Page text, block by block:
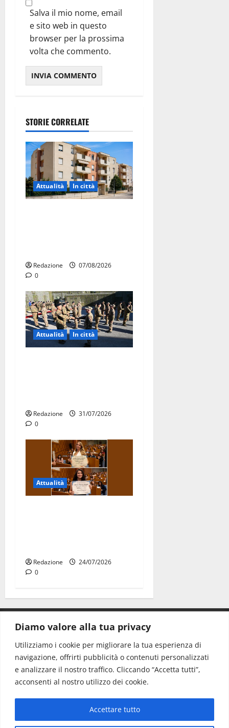
Diamo valore alla tua privacy
Utilizziamo i cookie per migliorare la tua esperienza di
navigazione, offrirti pubblicità o contenuti personalizzati
e analizzare il nostro traffico. Cliccando “Accetta tutti”,
acconsenti al nostro utilizzo dei cookie.
Accettare tutto
Salva il mio nome, email
e sito web in questo
browser per la prossima
volta che commento.
STORIE CORRELATE
Attualità In città
Redazione
07/08/2026
0
Attualità In città
Redazione
31/07/2026
0
Attualità
Redazione
24/07/2026
0
CONTATTI.
Redazione: redazione@www.martinasera.it
Direttore:direttore@www.martinasera.it
Info & Commerciale:info@www.martinasera.it
Home News Vivere la città EVENTI Salute